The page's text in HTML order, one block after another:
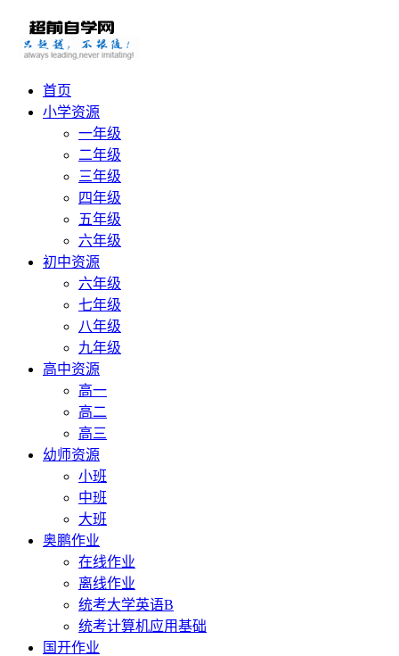
首页
小学资源
一年级
二年级
三年级
四年级
五年级
六年级
初中资源
六年级
七年级
八年级
九年级
高中资源
高一
高二
高三
幼师资源
小班
中班
大班
奥鹏作业
在线作业
离线作业
统考大学英语B
统考计算机应用基础
国开作业